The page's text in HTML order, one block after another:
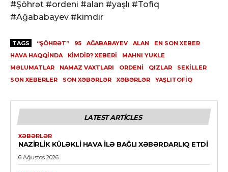
#Şöhrət #ordeni #alan #yaşlı #Tofiq
#Ağababayev #kimdir
TAGS “ŞÖHRƏT” 95 AĞABABAYEV ALAN
EN SON XEBER
HAVA HAQQINDA
KIMDIR? XEBERI
MAHNI YUKLE
MƏLUMATLAR
NAMAZ VAXTLARI ORDENI QIZLAR
SEKILLER
SON XEBERLER
SON XƏBƏRLƏR XƏBƏRLƏR YAŞLITOFIQ
LATEST ARTICLES
XƏBƏRLƏR
NAZIRLIK KÜLƏKLI HAVA ILƏ BAĞLI XƏBƏRDARLIQ ETDI
6 Ağustos 2026